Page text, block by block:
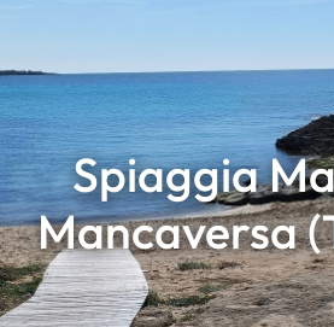
Spiaggia
Mancaversa